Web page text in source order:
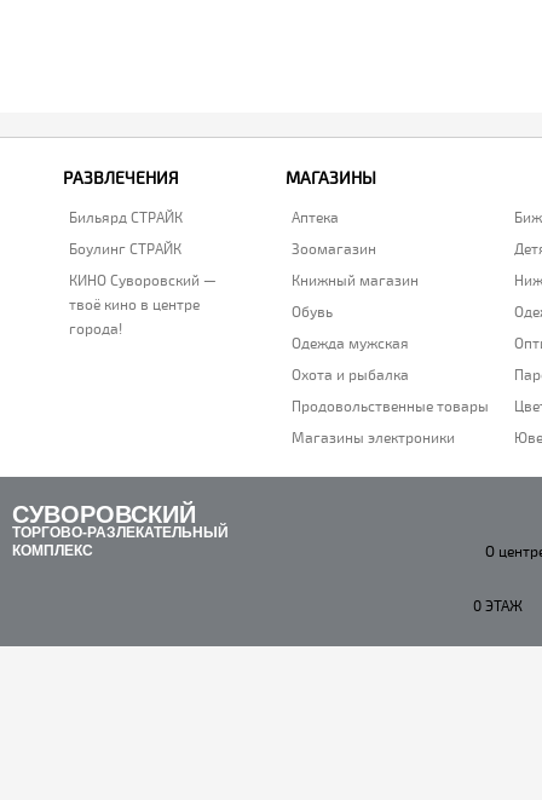
РАЗВЛЕЧЕНИЯ
Бильярд СТРАЙК
Боулинг СТРАЙК
КИНО Суворовский —
твоё кино в центре
города!
МАГАЗИНЫ
Аптека
Зоомагазин
Книжный магазин
Обувь
Одежда мужская
Охота и рыбалка
Продовольственные товары
Магазины электроники
СУВОРОВСКИЙ
ТОРГОВО-РАЗЛЕКАТЕЛЬНЫЙ
КОМПЛЕКС
О
0 ЭТАЖ